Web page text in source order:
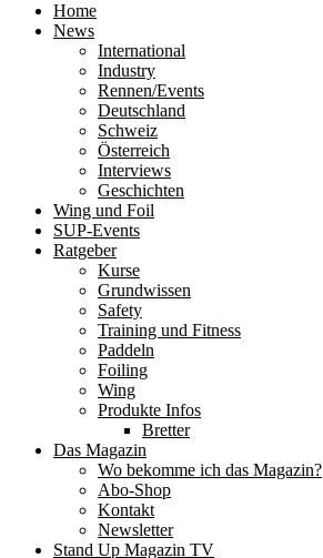
Home
News
International
Industry
Rennen/Events
Deutschland
Schweiz
Österreich
Interviews
Geschichten
Wing und Foil
SUP-Events
Ratgeber
Kurse
Grundwissen
Safety
Training und Fitness
Paddeln
Foiling
Wing
Produkte Infos
Bretter
Das Magazin
Wo bekomme ich das Magazin?
Abo-Shop
Kontakt
Newsletter
Stand Up Magazin TV